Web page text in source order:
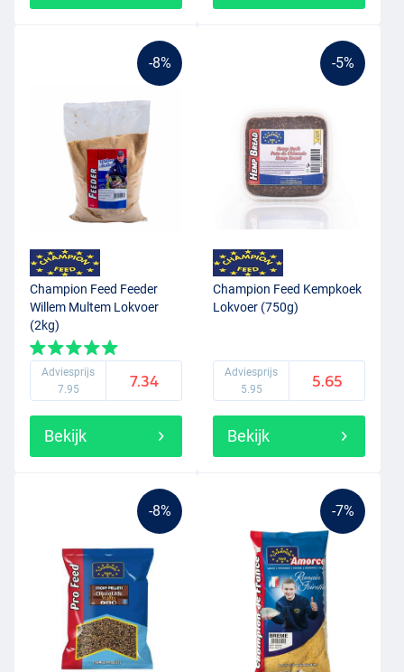
-8%
Champion Feed Feeder
Willem Multem Lokvoer
(2kg)
Adviesprijs
7.95
7.34
Bekijk
-5%
Champion Feed Kempkoek
Lokvoer (750g)
Adviesprijs
5.95
5.65
Bekijk
-8% -7%